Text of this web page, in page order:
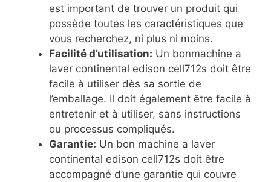
est important de trouver un produit qui
possède toutes les caractéristiques que
vous recherchez, ni plus ni moins.
Facilité d’utilisation: Un bonmachine a
laver continental edison cell712s doit être
facile à utiliser dès sa sortie de
l’emballage. Il doit également être facile à
entretenir et à utiliser, sans instructions
ou processus compliqués.
Garantie: Un bon machine a laver
continental edison cell712s doit être
accompagné d’une garantie qui couvre